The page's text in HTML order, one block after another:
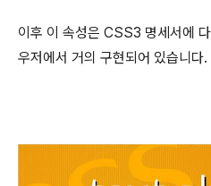
이후 이 속성은 CSS3 명세서에
우저에서 거의 구현되어 있습니다.